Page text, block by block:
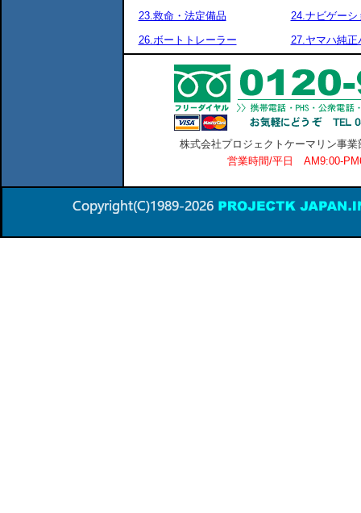
23.救命・法定備品
24.ナビゲーシ
26.ボートトレーラー
27.ヤマハ純正
株式会社プロジェクトケーマリン事
営業時間/平日 AM9:00-